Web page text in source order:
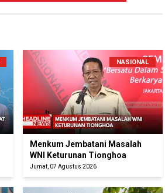
NASIONAL
Menkum Jembatani Masalah
WNI Keturunan Tionghoa
Jumat, 07 Agustus 2026